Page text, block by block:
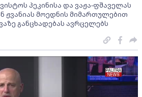
პეკინისა და ვაჟა-ფშაველას
ჟვანიას მოედნის მიმართულებით
განცხადებას ავრცელებს